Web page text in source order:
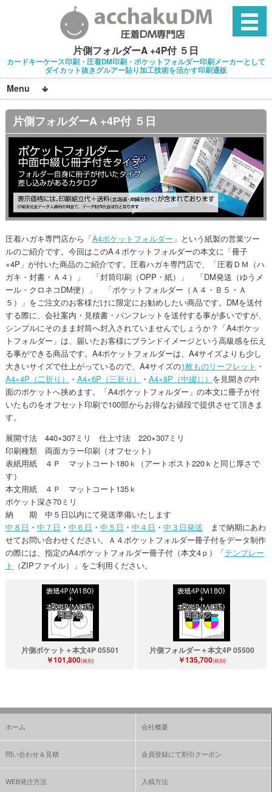
片側フォルダーA +4P付 ５日
カードキーケース印刷・圧着DM印刷・ポケットフォルダー印刷メーカーとして
ダイカット抜きグルアー貼り加工技術を活かす印刷通販
Menu
片側フォルダーA +4P付 ５日
圧着ハガキ専門店から「A4ポケットフォルダー 」という紙製の営業ツー
ルのご紹介です。今回はこのA４ポケットフォルダーの本文に「冊子
×4P」が付いた商品のご紹介です。圧着ハガキ専門店で、「圧着ＤＭ（ハ
ガキ・封書・Ａ４）」 「封筒印刷（OPP・紙）」 「DM発送（ゆうメ
ール・クロネコDM便）」 「ポケットフォルダー（Ａ４・Ｂ５・Ａ
５）」をご注文のお客様だけに限定にお勧めしたい商品です。DMを送付
する際に、会社案内・見積書・パンフレットを送付する事が多いですが、
シンプルにそのまま封筒へ封入されていませんでしょうか？「A4ポケッ
トフォルダー」は、届いたお客様にブランドイメージという高級感を伝え
る事ができる商品です。A4ポケットフォルダーは、A4サイズよりも少し
大きいサイズで仕上がっているので、A4サイズの1枚ものリーフレット ・
A4×4P（二折り）
・ A4×6P（三折り） ・ A4×8P（中綴じ） を見開きの中
面のポケットへ挟めます。「A4ポケットフォルダー」の本文に冊子が付
いたものをオフセット印刷で100部からお得なお値段で提供させて頂きま
す。
展開寸法 440×307ミリ 仕上寸法 220×307ミリ
印刷種類 両面カラー印刷（オフセット）
表紙用紙 ４Ｐ マットコート180ｋ（アートポスト220ｋと同じ厚さで
す）
本文用紙 ４Ｐ マットコート135ｋ
ポケット深さ70ミリ
納 期 中５日以内にて発送準備いたします
中８日 ・ 中７日 ・ 中６日 ・ 中５日 ・ 中４日 ・ 中３日発送 まで納期にあわ
せてお問い合わせください。Ａ４ポケットフォルダー冊子付をデータ制作
の際には、指定のA4ポケットフォルダー冊子付（本文4ｐ）「テンプレー
ト （ZIPファイル）」をご利用ください。
片側ポケット＋本文4P 05501
￥101,800(税別)
片側フォルダー＋本文4P 05500
￥135,700(税別)
ホーム 会社概要
問い合わせ＆見積 会員登録にて割引クーポン
WEB発注方法 入稿方法